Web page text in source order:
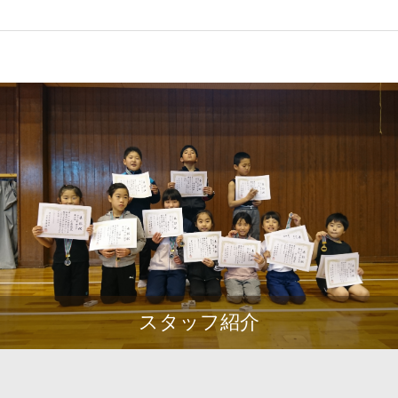
スタッフ紹介